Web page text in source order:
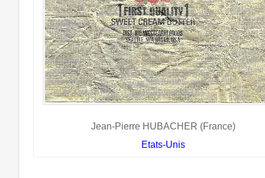
Jean-Pierre HUBACHER (France)
Etats-Unis